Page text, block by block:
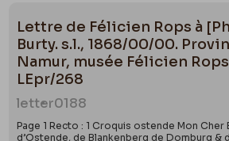
Lettre de Félicien Rops à
Burty. s.l., 1868/00/00.
Namur, musée Félicien
LEpr/268
letter0188
Page 1 Recto : 1 Croquis ostende Mon Cher
d’Ostende, de Blankenberg de Domburg &